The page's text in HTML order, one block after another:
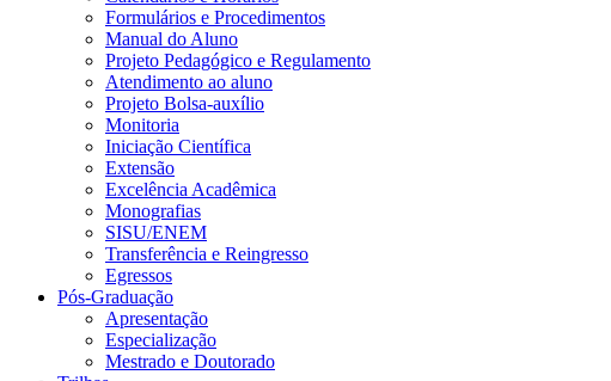
Formulários e Procedimentos
Manual do Aluno
Projeto Pedagógico e Regulamento
Atendimento ao aluno
Projeto Bolsa-auxílio
Monitoria
Iniciação Científica
Extensão
Excelência Acadêmica
Monografias
SISU/ENEM
Transferência e Reingresso
Egressos
Pós-Graduação
Apresentação
Especialização
Mestrado e Doutorado